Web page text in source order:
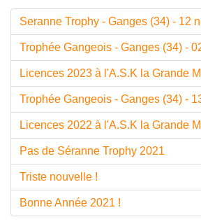
Seranne Trophy - Ganges (34) - 12
Trophée Gangeois - Ganges (34) -
Licences 2023 à l'A.S.K la Grande
Trophée Gangeois - Ganges (34) -
Licences 2022 à l'A.S.K la Grande
Pas de Séranne Trophy 2021
Triste nouvelle !
Bonne Année 2021 !